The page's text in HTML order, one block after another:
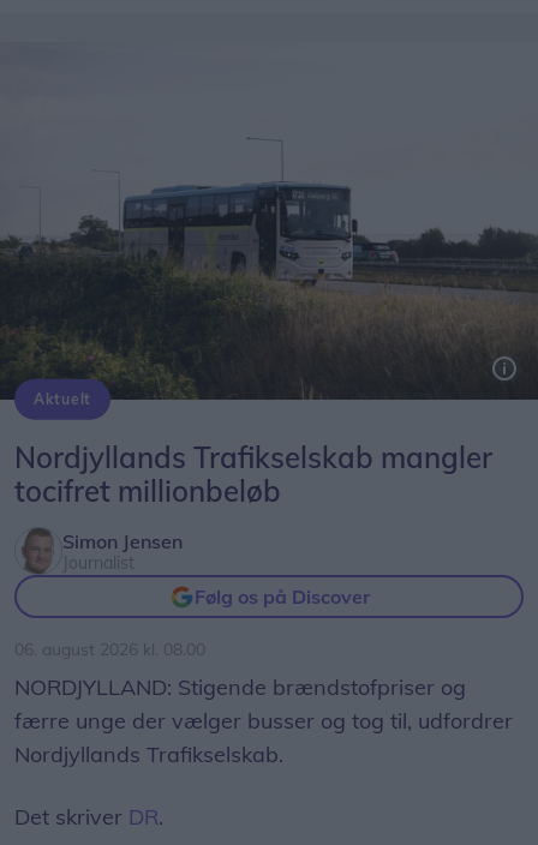
Aktuelt
Nordjyllands Trafikselskab mangler
tocifret millionbeløb
Simon Jensen
Journalist
Følg os på Discover
06. august 2026 kl. 08.00
NORDJYLLAND: Stigende brændstofpriser og
færre unge der vælger busser og tog til, udfordrer
Nordjyllands Trafikselskab.
Det skriver DR.